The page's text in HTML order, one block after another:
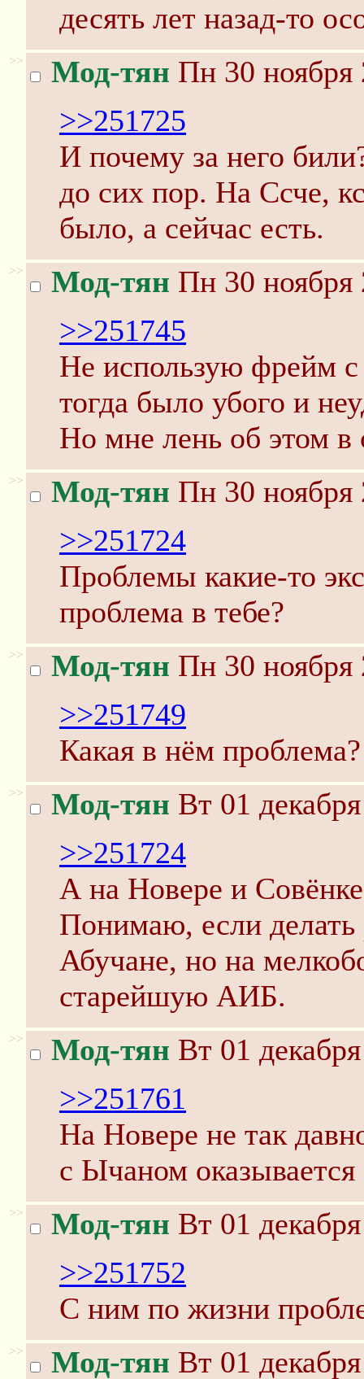
десять лет назад-то
>> Мод-тян Пн 30 ноября
>>251725
И почему за него
до сих пор. На Ссче,
было, а сейчас есть.
>> Мод-тян Пн 30 ноября
>>251745
Не использую фрейм
тогда было убого и
Но мне лень об этом в
>> Мод-тян Пн 30 ноября
>>251724
Проблемы какие-то
проблема в тебе?
>> Мод-тян Пн 30 ноября
>>251749
Какая в нём проблема?
>> Мод-тян Вт 01
>>251724
А на Новере и
Понимаю, если делать
Абучане, но на
старейшую АИБ.
>> Мод-тян Вт 01
>>251761
На Новере не так
с Ычаном
>> Мод-тян Вт 01
>>251752
С ним по жизни
>> Мод-тян Вт 01